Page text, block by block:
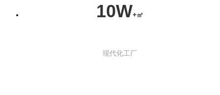
10W+㎡
现代化工厂